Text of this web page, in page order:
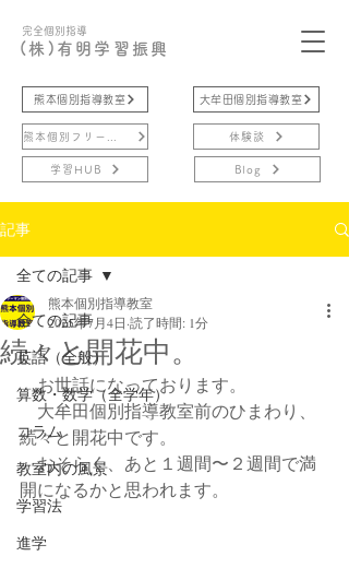
完全個別指導
(株)有明学習振興
熊本個別指導教室
学習HUB
大牟田個別指導教室
体験談
Blog
記事
全ての記事
英語（全般）
算数・数学（全学年）
コラム
教室内の風景
学習法
進学
全ての記事
続々と開花中。
熊本個別指導教室
2025年7月4日 読了時間: 1分
お世話になっております。
大牟田個別指導教室前のひまわり、
続々と開花中です。
おそらく、あと１週間〜２週間で満
開になるかと思われます。